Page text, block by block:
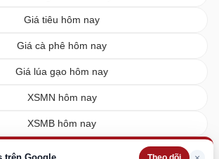
Giá tiêu hôm nay
Giá cà phê hôm nay
Giá lúa gạo hôm nay
XSMN hôm nay
XSMB hôm nay